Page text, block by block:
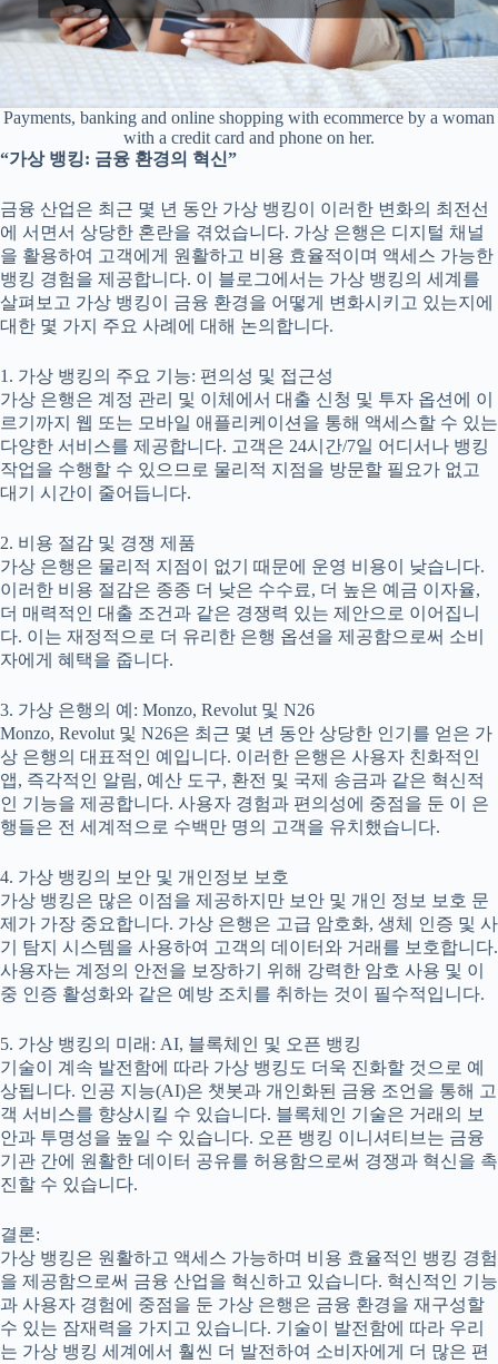
Payments, banking and online shopping with ecommerce by a woman
with a credit card and phone on her.
“가상 뱅킹: 금융 환경의 혁신”
금융 산업은 최근 몇 년 동안 가상 뱅킹이 이러한 변화의 최전선
에 서면서 상당한 혼란을 겪었습니다. 가상 은행은 디지털 채널
을 활용하여 고객에게 원활하고 비용 효율적이며 액세스 가능한
뱅킹 경험을 제공합니다. 이 블로그에서는 가상 뱅킹의 세계를
살펴보고 가상 뱅킹이 금융 환경을 어떻게 변화시키고 있는지에
대한 몇 가지 주요 사례에 대해 논의합니다.
1. 가상 뱅킹의 주요 기능: 편의성 및 접근성
가상 은행은 계정 관리 및 이체에서 대출 신청 및 투자 옵션에 이
르기까지 웹 또는 모바일 애플리케이션을 통해 액세스할 수 있는
다양한 서비스를 제공합니다. 고객은 24시간/7일 어디서나 뱅킹
작업을 수행할 수 있으므로 물리적 지점을 방문할 필요가 없고
대기 시간이 줄어듭니다.
2. 비용 절감 및 경쟁 제품
가상 은행은 물리적 지점이 없기 때문에 운영 비용이 낮습니다.
이러한 비용 절감은 종종 더 낮은 수수료, 더 높은 예금 이자율,
더 매력적인 대출 조건과 같은 경쟁력 있는 제안으로 이어집니
다. 이는 재정적으로 더 유리한 은행 옵션을 제공함으로써 소비
자에게 혜택을 줍니다.
3. 가상 은행의 예: Monzo, Revolut 및 N26
Monzo, Revolut 및 N26은 최근 몇 년 동안 상당한 인기를 얻은 가
상 은행의 대표적인 예입니다. 이러한 은행은 사용자 친화적인
앱, 즉각적인 알림, 예산 도구, 환전 및 국제 송금과 같은 혁신적
인 기능을 제공합니다. 사용자 경험과 편의성에 중점을 둔 이 은
행들은 전 세계적으로 수백만 명의 고객을 유치했습니다.
4. 가상 뱅킹의 보안 및 개인정보 보호
가상 뱅킹은 많은 이점을 제공하지만 보안 및 개인 정보 보호 문
제가 가장 중요합니다. 가상 은행은 고급 암호화, 생체 인증 및 사
기 탐지 시스템을 사용하여 고객의 데이터와 거래를 보호합니다.
사용자는 계정의 안전을 보장하기 위해 강력한 암호 사용 및 이
중 인증 활성화와 같은 예방 조치를 취하는 것이 필수적입니다.
5. 가상 뱅킹의 미래: AI, 블록체인 및 오픈 뱅킹
기술이 계속 발전함에 따라 가상 뱅킹도 더욱 진화할 것으로 예
상됩니다. 인공 지능(AI)은 챗봇과 개인화된 금융 조언을 통해 고
객 서비스를 향상시킬 수 있습니다. 블록체인 기술은 거래의 보
안과 투명성을 높일 수 있습니다. 오픈 뱅킹 이니셔티브는 금융
기관 간에 원활한 데이터 공유를 허용함으로써 경쟁과 혁신을 촉
진할 수 있습니다.
결론:
가상 뱅킹은 원활하고 액세스 가능하며 비용 효율적인 뱅킹 경험
을 제공함으로써 금융 산업을 혁신하고 있습니다. 혁신적인 기능
과 사용자 경험에 중점을 둔 가상 은행은 금융 환경을 재구성할
수 있는 잠재력을 가지고 있습니다. 기술이 발전함에 따라 우리
는 가상 뱅킹 세계에서 훨씬 더 발전하여 소비자에게 더 많은 편